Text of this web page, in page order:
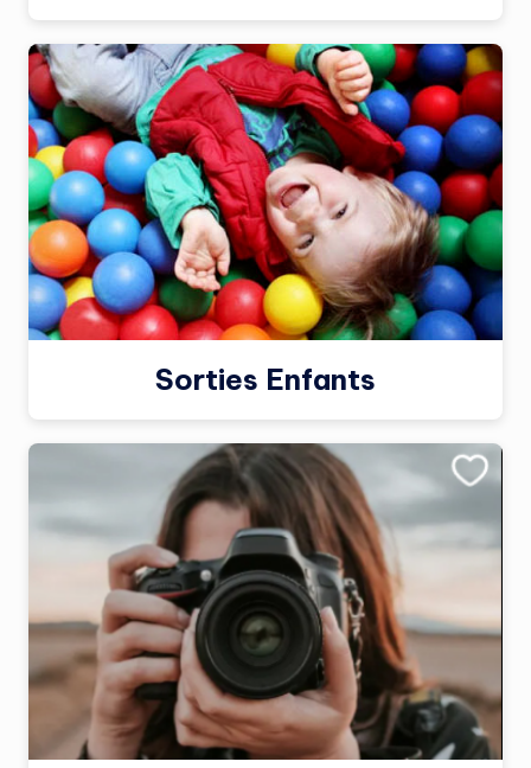
Sorties Enfants